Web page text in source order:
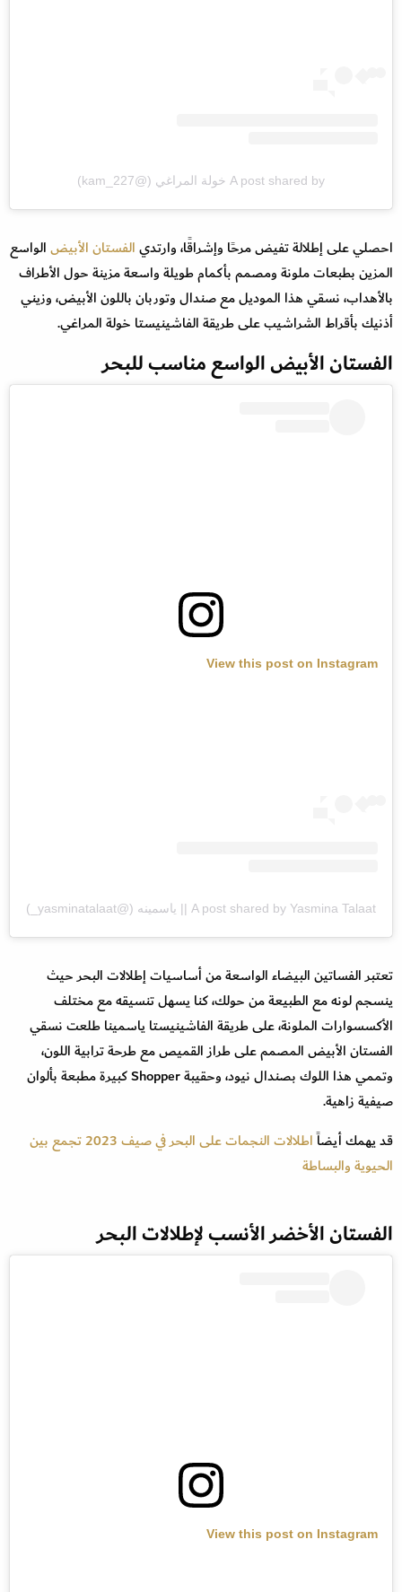
A post shared by خولة المراغي (@kam_227)
احصلي على إطلالة تفيض مرحًا وإشراقًا، وارتديالفستان الأبيضالواسع
المزين بطبعات ملونة ومصمم بأكمام طويلة واسعة مزينة حول الأطراف
بالأهداب، نسقي هذا الموديل مع صندال وتوربان باللون الأبيض، وزيني
أذنيك بأقراط الشراشيب على طريقة الفاشينيستا خولة المراغي.
الفستان الأبيض الواسع مناسب للبحر
View this post on Instagram
A post shared by Yasmina Talaat || ياسمينه (@yasminatalaat_)
تعتبر الفساتين البيضاء الواسعة من أساسيات إطلالات البحر حيث
ينسجم لونه مع الطبيعة من حولك، كنا يسهل تنسيقه مع مختلف
الأكسسوارات الملونة، على طريقة الفاشينيستا ياسمينا طلعت نسقي
الفستان الأبيض المصمم على طراز القميص مع طرحة ترابية اللون،
وتممي هذا اللوك بصندال نيود، وحقيبة Shopper كبيرة مطبعة بألوان
صيفية زاهية.
قد يهمك أيضاً
اطلالات النجمات على البحر في صيف 2023 تجمع بين
الحيوية والبساطة
الفستان الأخضر الأنسب لإطلالات البحر
View this post on Instagram